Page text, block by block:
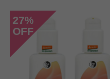
27%
OFF